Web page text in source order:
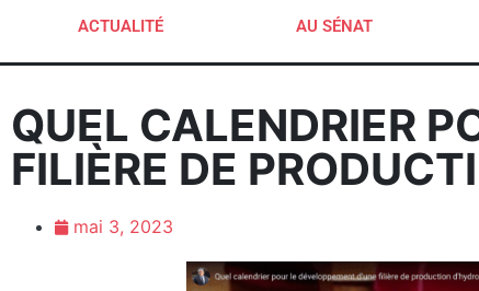
ACTUALITÉ AU SÉNAT
QUEL CALENDRIER
FILIÈRE DE
mai 3, 2023